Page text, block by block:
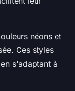
néons et
Ces styles
s'adaptant à